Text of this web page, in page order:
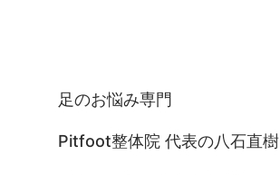
足のお悩み専門
Pitfoot整体院 代表の八石直樹